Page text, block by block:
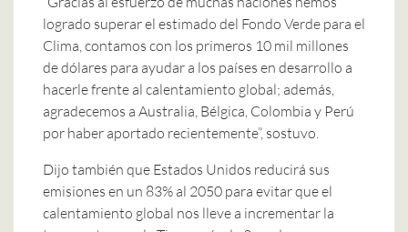
logrado superar el estimado del Fondo Verde para el
Clima, contamos con los primeros 10 mil millones
de dólares para ayudar a los países en desarrollo a
hacerle frente al calentamiento global; además,
agradecemos a Australia, Bélgica, Colombia y Perú
por haber aportado recientemente”, sostuvo.
Dijo también que Estados Unidos reducirá sus
emisiones en un 83% al 2050 para evitar que el
calentamiento global nos lleve a incrementar la